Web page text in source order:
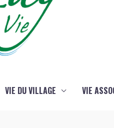
VIE DU VILLAGE VIE